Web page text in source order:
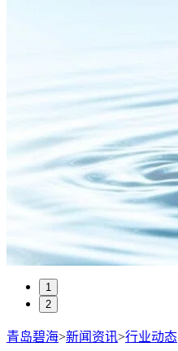
1
2
青岛碧海>新闻资讯>行业动态